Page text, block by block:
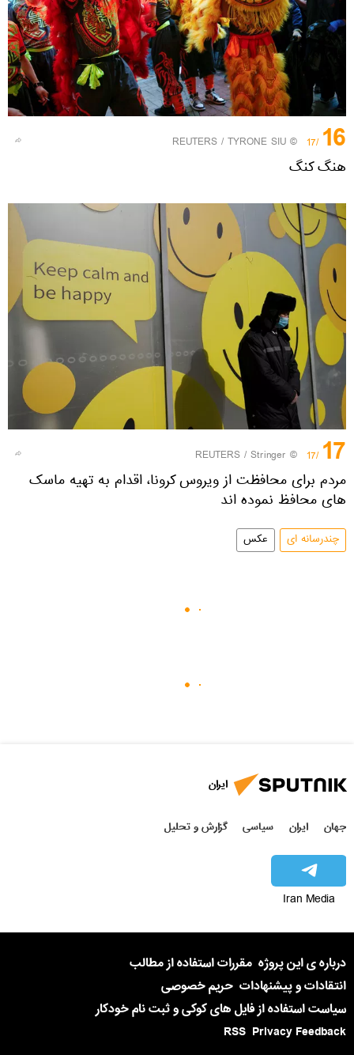
16
/17
©
REUTERS / TYRONE SIU
هنگ کنگ
17
/17
©
REUTERS / Stringer
مردم برای محافظت از ویروس کرونا، اقدام به تهیه ماسک
های محافظ نموده اند
چندرسانه ای عکس
ایران
جهان ایران سیاسی گزارش و تحلیل
Iran Media
درباره ی این پروژه مقررات استفاده از مطالب
انتقادات و پیشنهادات حریم خصوصی
سیاست استفاده از فایل های کوکی و ثبت نام خودکار
Privacy Feedback
RSS